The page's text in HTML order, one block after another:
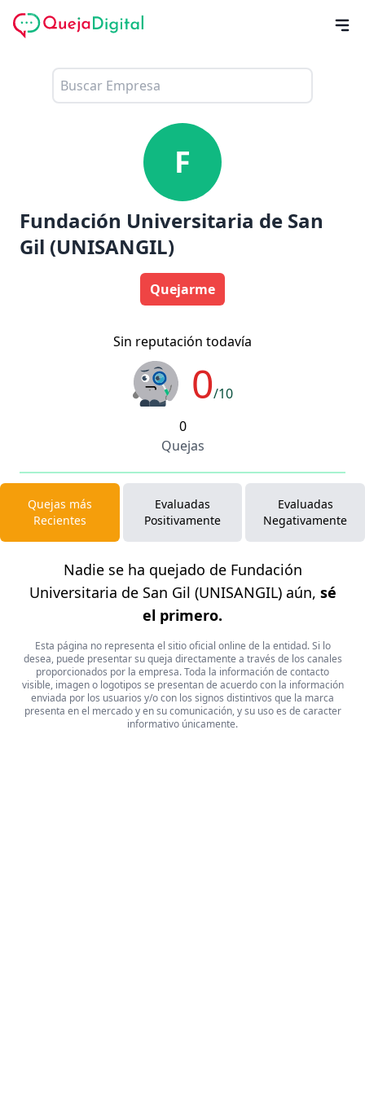
F
Fundación Universitaria de San
Gil (UNISANGIL)
Quejarme
Sin reputación todavía
0/10
0
Quejas
Quejas más
Recientes
Evaluadas
Positivamente
Evaluadas
Negativamente
Nadie se ha quejado de Fundación
Universitaria de San Gil (UNISANGIL) aún, sé
el primero.
Esta página no representa el sitio oficial online de la entidad. Si lo
desea, puede presentar su queja directamente a través de los canales
proporcionados por la empresa. Toda la información de contacto
visible, imagen o logotipos se presentan de acuerdo con la información
enviada por los usuarios y/o con los signos distintivos que la marca
presenta en el mercado y en su comunicación, y su uso es de caracter
informativo únicamente.